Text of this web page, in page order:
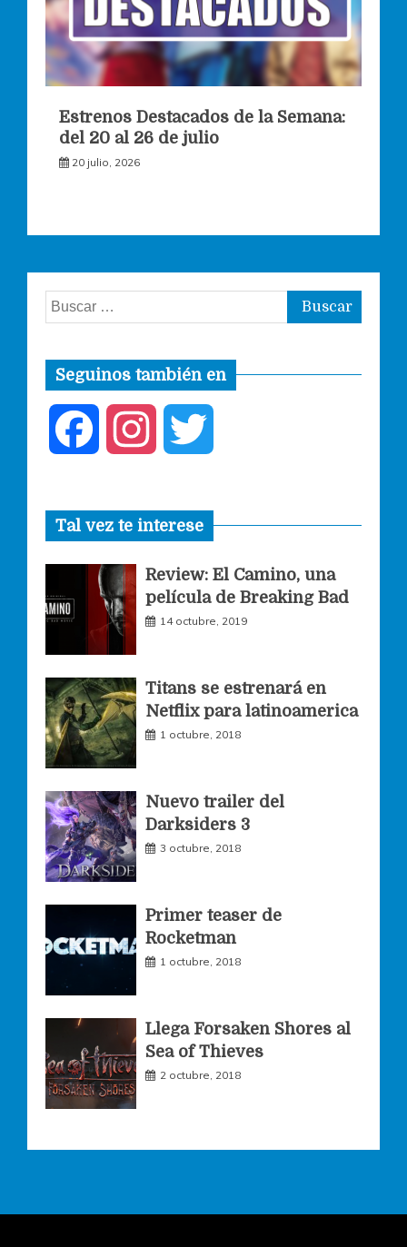
Estrenos Destacados de la Semana:
del 20 al 26 de julio
20 julio, 2026
Buscar:
Seguinos también en
c
e
b
o
o
s
t
a
g
m
i
t
t
r
Tal vez te interese
Review: El Camino, una
película de Breaking Bad
14 octubre, 2019
Titans se estrenará en
Netflix para latinoamerica
1 octubre, 2018
Nuevo trailer del
Darksiders 3
3 octubre, 2018
Primer teaser de
Rocketman
1 octubre, 2018
Llega Forsaken Shores al
Sea of Thieves
2 octubre, 2018